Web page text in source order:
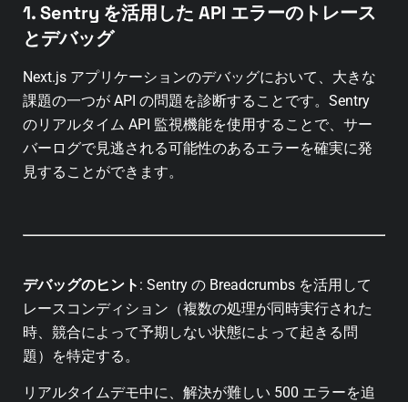
1. Sentry を活用した API エラーのトレース
とデバッグ
Next.js アプリケーションのデバッグにおいて、大きな
課題の一つが API の問題を診断することです。Sentry
のリアルタイム API 監視機能を使用することで、サー
バーログで見逃される可能性のあるエラーを確実に発
見することができます。
デバッグのヒント : Sentry の Breadcrumbs を活用して
レースコンディション（複数の処理が同時実行された
時、競合によって予期しない状態によって起きる問
題）を特定する。
リアルタイムデモ中に、解決が難しい 500 エラーを追